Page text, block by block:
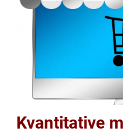
Kvantitative